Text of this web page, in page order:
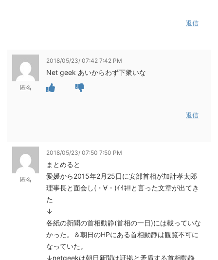
返信
匿名
2018/05/23/ 07:42 7:42 PM
Net geek あいからわず下衆いな
返信
匿名
2018/05/23/ 07:50 7:50 PM
まとめると
愛媛から2015年2月25日に安部首相が加計孝太郎
理事長と面会し(・∀・)ｲｲﾈ!!と言った文章が出てき
た
↓
各紙の新聞の首相動静(首相の一日)には載っていな
かった。＆朝日のHPにある首相動静は観覧不可に
なっていた。
↓netgeekは朝日新聞は証拠と矛盾する首相動静